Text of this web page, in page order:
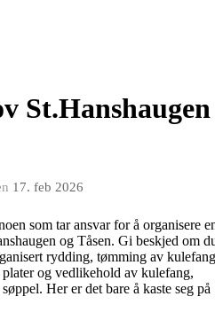
St.Hanshaugen
17. feb 2026
som tar ansvar for å organisere
og Tåsen. Gi beskjed om
rydding, tømming av kulefang
og vedlikehold av kulefang,
Her er det bare å kaste seg på